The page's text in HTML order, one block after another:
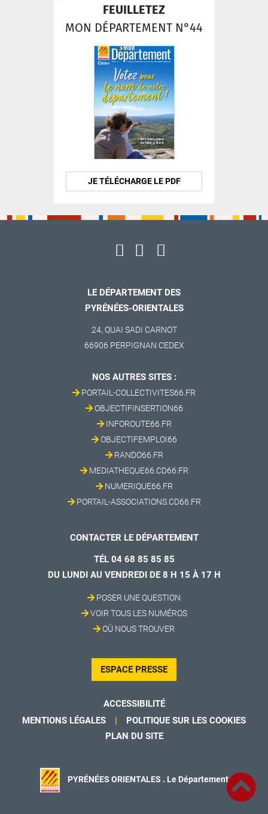
FEUILLETEZ
MON DÉPARTEMENT N°44
JE TÉLÉCHARGE LE PDF
LE DÉPARTEMENT DES
PYRÉNÉES-ORIENTALES
24, QUAI SADI CARNOT
66906 PERPIGNAN CEDEX
NOS AUTRES SITES :
PORTAIL-COLLECTIVITES66.FR
OBJECTIFINSERTION66
INFOROUTE66.FR
OBJECTIFEMPLOI66
RANDO66.FR
MEDIATHEQUE66.CD66.FR
NUMERIQUE66.FR
PORTAIL-ASSOCIATIONS.CD66.FR
CONTACTER LE DÉPARTEMENT
TÉL 04 68 85 85 85
DU LUNDI AU VENDREDI DE 8 H 15 À 17 H
POSER UNE QUESTION
VOIR TOUS LES NUMÉROS
OÙ NOUS TROUVER
ESPACE PRESSE
ACCESSIBILITÉ
MENTIONS LÉGALES
POLITIQUE SUR LES COOKIES
PLAN DU SITE
PYRÉNÉES ORIENTALES . Le Département